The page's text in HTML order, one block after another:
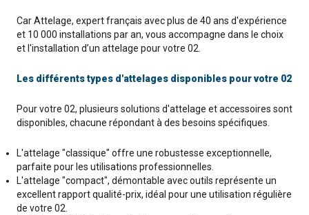
Car Attelage, expert français avec plus de 40 ans d'expérience
et 10 000 installations par an, vous accompagne dans le choix
et l'installation d’un attelage pour votre 02.
Les différents types d'attelages disponibles pour votre 02
Pour votre 02, plusieurs solutions d'attelage et accessoires sont
disponibles, chacune répondant à des besoins spécifiques.
L'attelage "classique" offre une robustesse exceptionnelle,
parfaite pour les utilisations professionnelles.
L'attelage "compact", démontable avec outils représente un
excellent rapport qualité-prix, idéal pour une utilisation régulière
de votre 02.